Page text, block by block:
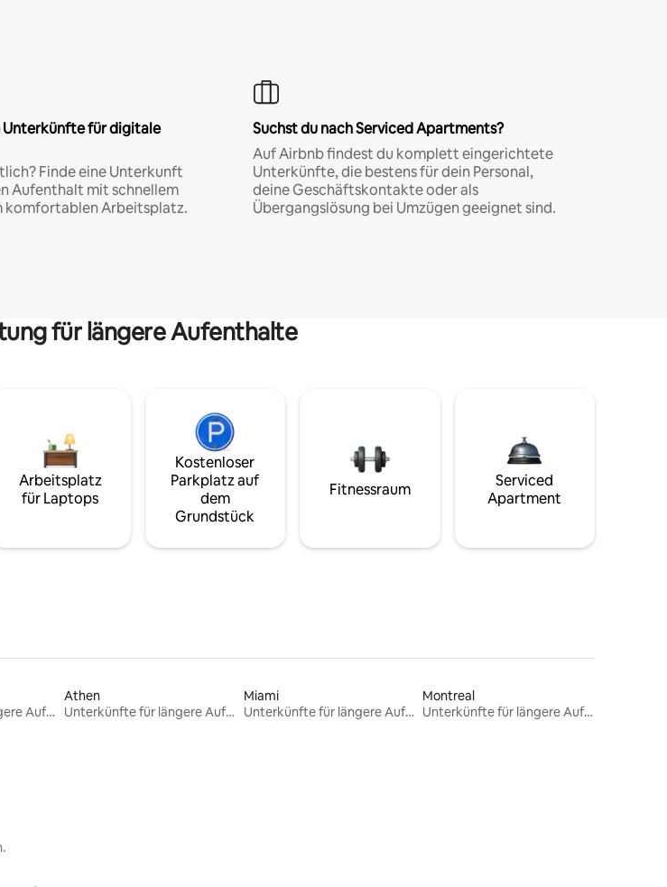
für digitale
Finde eine Unterkunft
Aufenthalt mit schnellem
komfortablen Arbeitsplatz.
Suchst du nach Serviced Apartments?
Auf Airbnb findest du komplett eingerichtete
Unterkünfte, die bestens für dein Personal,
deine Geschäftskontakte oder als
Übergangslösung bei Umzügen geeignet sind.
für längere Aufenthalte
Arbeitsplatz
für Laptops
Kostenloser
Parkplatz auf
dem
Grundstück
Fitnessraum
Serviced
Apartment
Unterkünfte für längere Aufenthalte
Athen
Unterkünfte für längere Aufenthalte
Miami
Unterkünfte für längere Aufenthalte
Montreal
Unterkünfte für längere Aufenthalte